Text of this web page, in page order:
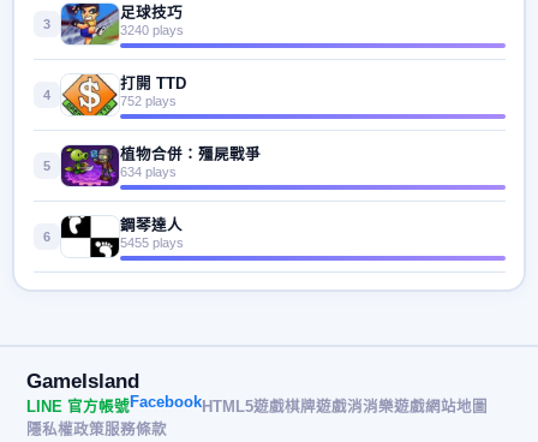
3
足球技巧
3240 plays
4
打開 TTD
752 plays
5
植物合併：殭屍戰爭
634 plays
6
鋼琴達人
5455 plays
GameIsland
LINE 官方帳號FacebookHTML5遊戲棋牌遊戲消消樂遊戲網站地圖
隱私權政策服務條款